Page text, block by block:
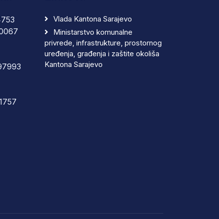
Vlada Kantona Sarajevo
Ministarstvo komunalne
privrede, infrastrukture, prostornog
uređenja, građenja i zaštite okoliša
Kantona Sarajevo